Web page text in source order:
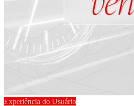
Experiência do Usuário